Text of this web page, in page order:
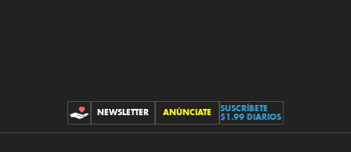
CONTRIBUCIONES
NEWSLETTER ANÚNCIATE
SUSCRÍBETE
$1.99 DIARIOS